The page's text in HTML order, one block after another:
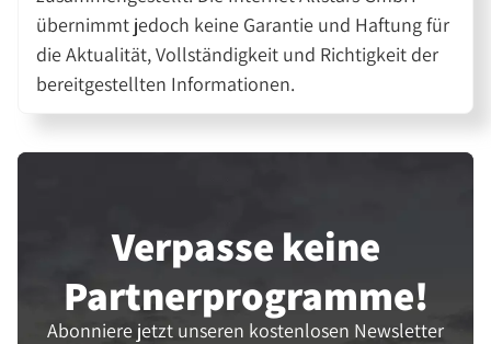
übernimmt jedoch keine Garantie und Haftung für
die Aktualität, Vollständigkeit und Richtigkeit der
bereitgestellten Informationen.
Verpasse keine
Partner­programme!
Abonniere jetzt unseren kostenlosen Newsletter